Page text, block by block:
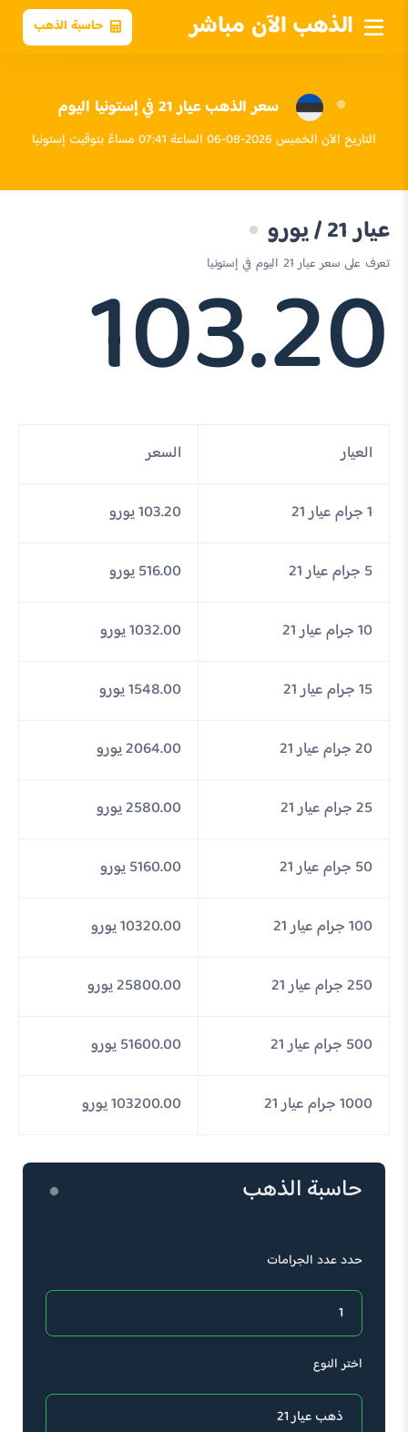
الذهب الآن مباشر حاسبة الذهب
سعر الذهب عيار 21 في إستونيا اليوم
التاريخ الآن الخميس 2026-08-06 الساعة 07:41 مساءً بتوقيت إستونيا
عيار 21 / يورو
تعرف على سعر عيار 21 اليوم في إستونيا
103.20
العيار السعر
1 جرام عيار 21 103.20 يورو
5 جرام عيار 21 516.00 يورو
10 جرام عيار 21 1032.00 يورو
15 جرام عيار 21 1548.00 يورو
20 جرام عيار 21 2064.00 يورو
25 جرام عيار 21 2580.00 يورو
50 جرام عيار 21 5160.00 يورو
100 جرام عيار 21 10320.00 يورو
250 جرام عيار 21 25800.00 يورو
500 جرام عيار 21 51600.00 يورو
1000 جرام عيار 21 103200.00 يورو
حاسبة الذهب
حدد عدد الجرامات
اختر النوع